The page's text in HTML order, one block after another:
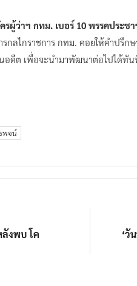
ผู้ว่าฯ กทม. เบอร์ 10 พรรคประช
กลไกราชการ กทม. คอยให้คำปรึ
ดีต เพื่อจะนำมาพัฒนาต่อไปได้ทันที
พจน์
ลังพบ โค
‘วั